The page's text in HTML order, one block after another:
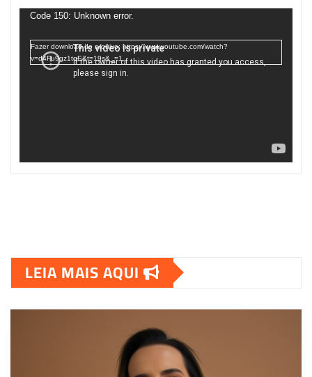
deCode 150: Unknown error.
Fazer download do arquivo: https://www.youtube.com/watch?
v=d4Fu9gz1tqE&t=19s&_=1
00:00
LEIA MAIS AQUI